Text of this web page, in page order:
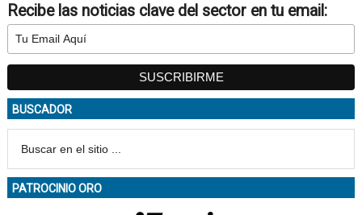
Recibe las noticias clave del sector en tu email:
BUSCADOR
PATROCINIO ORO